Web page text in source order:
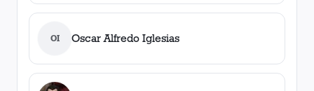
OI Oscar Alfredo Iglesias